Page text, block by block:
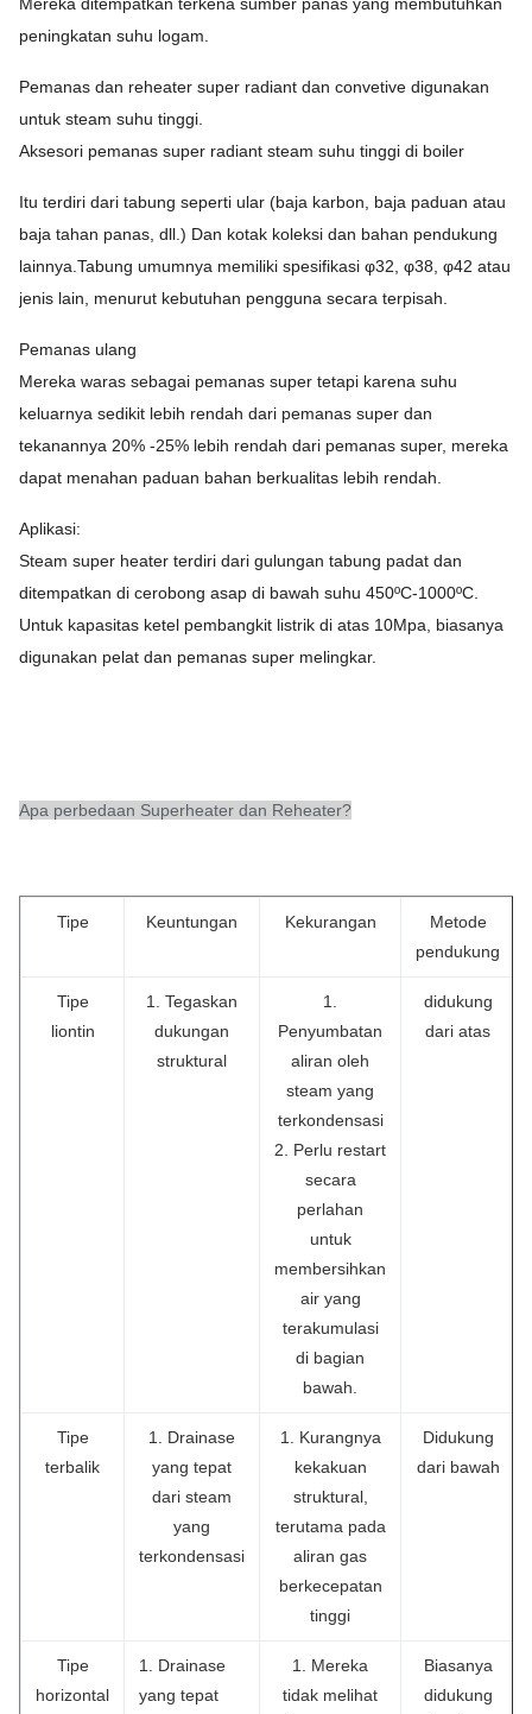
peningkatan suhu logam.
Pemanas dan reheater super radiant dan convetive digunakan
untuk steam suhu tinggi.
Aksesori pemanas super radiant steam suhu tinggi di boiler
Itu terdiri dari tabung seperti ular (baja karbon, baja paduan atau
baja tahan panas, dll.) Dan kotak koleksi dan bahan pendukung
lainnya.Tabung umumnya memiliki spesifikasi φ32, φ38, φ42 atau
jenis lain, menurut kebutuhan pengguna secara terpisah.
Pemanas ulang
Mereka waras sebagai pemanas super tetapi karena suhu
keluarnya sedikit lebih rendah dari pemanas super dan
tekanannya 20% -25% lebih rendah dari pemanas super, mereka
dapat menahan paduan bahan berkualitas lebih rendah.
Aplikasi:
Steam super heater terdiri dari gulungan tabung padat dan
ditempatkan di cerobong asap di bawah suhu 450ºC-1000ºC.
Untuk kapasitas ketel pembangkit listrik di atas 10Mpa, biasanya
digunakan pelat dan pemanas super melingkar.
Apa perbedaan Superheater dan Reheater?
Tipe Keuntungan Kekurangan
Metode
pendukung
Tipe
liontin
1. Tegaskan
dukungan
struktural
1.
Penyumbatan
aliran oleh
steam yang
terkondensasi
2. Perlu restart
secara
perlahan
untuk
membersihkan
air yang
terakumulasi
di bagian
bawah.
didukung
dari atas
Tipe
terbalik
1. Drainase
yang tepat
dari steam
yang
terkondensasi
1. Kurangnya
kekakuan
struktural,
terutama pada
aliran gas
berkecepatan
tinggi
Didukung
dari bawah
Tipe
horizontal
1. Drainase
yang tepat
1. Mereka
tidak melihat
Biasanya
didukung